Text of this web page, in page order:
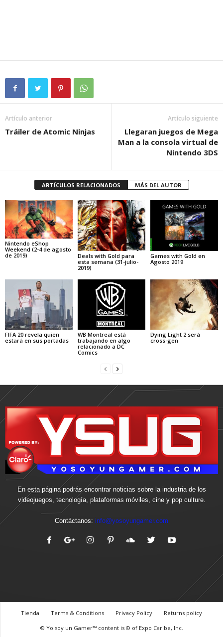
Artículo anterior
Tráiler de Atomic Ninjas
Artículo siguiente
Llegaran juegos de Mega
Man a la consola virtual de
Nintendo 3DS
ARTÍCULOS RELACIONADOS MÁS DEL AUTOR
Nintendo eShop
Weekend (2-4 de agosto
de 2019)
Deals with Gold para
esta semana (31-julio-
2019)
Games with Gold en
Agosto 2019
FIFA 20 revela quien
estará en sus portadas
WB Montreal está
trabajando en algo
relacionado a DC
Comics
Dying Light 2 será
cross-gen
En esta página podrás encontrar noticias sobre la industria de los
videojuegos, tecnología, plataformas móviles, cine y pop culture.
Contáctanos: info@yosoyungamer.com
Tienda Terms & Conditions Privacy Policy
Returns policy
© Yo soy un Gamer™ content is © of Expo Caribe, Inc.